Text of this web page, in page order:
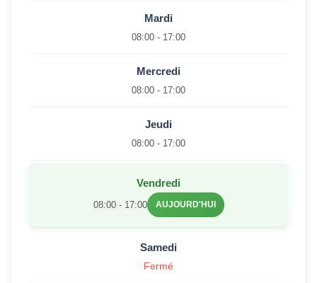
Mardi
08:00 - 17:00
Mercredi
08:00 - 17:00
Jeudi
08:00 - 17:00
Vendredi
08:00 - 17:00 AUJOURD'HUI
Samedi
Fermé